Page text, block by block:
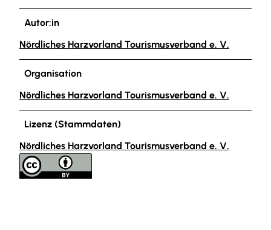
Autor:in
Nördliches Harzvorland Tourismusverband e. V.
Organisation
Nördliches Harzvorland Tourismusverband e. V.
Lizenz (Stammdaten)
Nördliches Harzvorland Tourismusverband e. V.